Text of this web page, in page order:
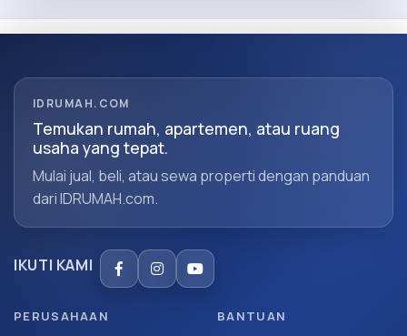
IDRUMAH.COM
Temukan rumah, apartemen, atau ruang
usaha yang tepat.
Mulai jual, beli, atau sewa properti dengan panduan
dari IDRUMAH.com.
IKUTI KAMI
PERUSAHAAN BANTUAN